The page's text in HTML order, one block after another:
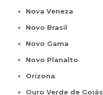
Nova Veneza
Novo Brasil
Novo Gama
Novo Planalto
Orizona
Ouro Verde de Goiás